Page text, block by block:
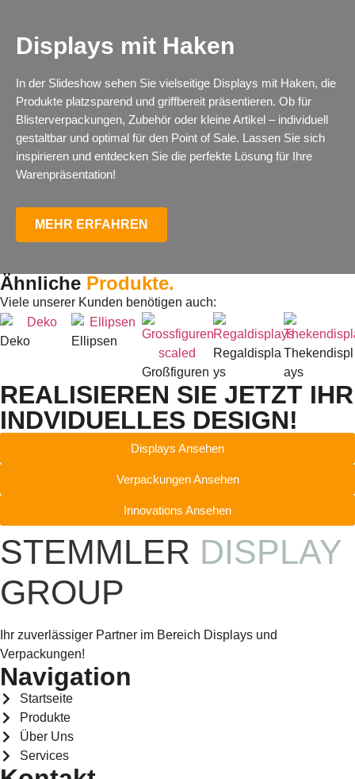
Displays mit Haken
In der Slideshow sehen Sie vielseitige Displays mit Haken, die
Produkte platzsparend und griffbereit präsentieren. Ob für
Blisterverpackungen, Zubehör oder kleine Artikel – individuell
gestaltbar und optimal für den Point of Sale. Lassen Sie sich
inspirieren und entdecken Sie die perfekte Lösung für Ihre
Warenpräsentation!
MEHR ERFAHREN
Ähnliche Produkte.
Viele unserer Kunden benötigen auch:
Deko Ellipsen
Großfiguren
Regaldispla
ys
Thekendispl
ays
REALISIEREN SIE JETZT IHR
INDVIDUELLES DESIGN!
Displays Ansehen
Verpackungen Ansehen
Innovations Ansehen
STEMMLER DISPLAY
GROUP
Ihr zuverlässiger Partner im Bereich Displays und
Verpackungen!
Navigation
Startseite
Produkte
Über Uns
Services